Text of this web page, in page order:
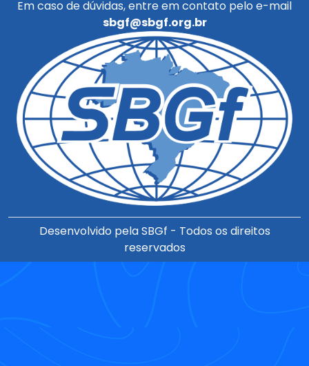
Desenvolvido pela SBGf - Todos os direitos
reservados